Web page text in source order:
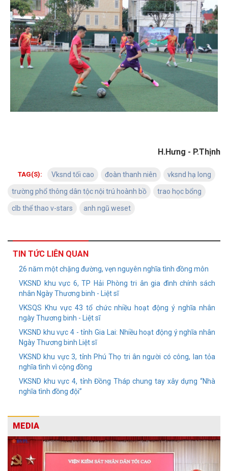
H.Hưng - P.Thịnh
TAG(S): Vksnd tối cao đoàn thanh niên vksnd hạ long
trường phổ thông dân tộc nội trú hoành bồ trao học bổng
clb thể thao v-stars anh ngũ weset
TIN TỨC LIÊN QUAN
26 năm một chặng đường, vẹn nguyên nghĩa tình đồng môn
VKSND khu vực 6, TP Hải Phòng tri ân gia đình chính sách
nhân Ngày Thương binh - Liệt sĩ
VKSQS Khu vực 43 tổ chức nhiều hoạt động ý nghĩa nhân
ngày Thương binh - Liệt sĩ
VKSND khu vực 4 - tỉnh Gia Lai: Nhiều hoạt động ý nghĩa nhân
Ngày Thương binh Liệt sĩ
VKSND khu vực 3, tỉnh Phú Thọ tri ân người có công, lan tỏa
nghĩa tình vì cộng đồng
VKSND khu vực 4, tỉnh Đồng Tháp chung tay xây dựng “Nhà
nghĩa tình đồng đội”
MEDIA